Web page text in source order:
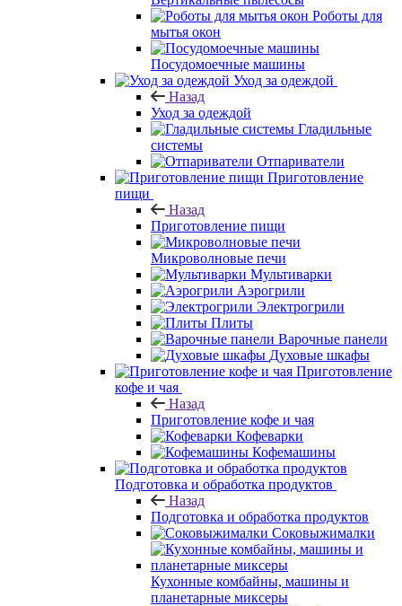
Роботы для
мытья окон
Посудомоечные машины
Уход за одеждой
Назад
Уход за одеждой
Гладильные
системы
Отпариватели
Приготовление
пищи
Назад
Приготовление пищи
Микроволновые печи
Мультиварки
Аэрогрили
Электрогрили
Плиты
Варочные панели
Духовые шкафы
Приготовление
кофе и чая
Назад
Приготовление кофе и чая
Кофеварки
Кофемашины
Подготовка и обработка продуктов
Назад
Подготовка и обработка продуктов
Соковыжималки
Кухонные комбайны, машины и
планетарные миксеры